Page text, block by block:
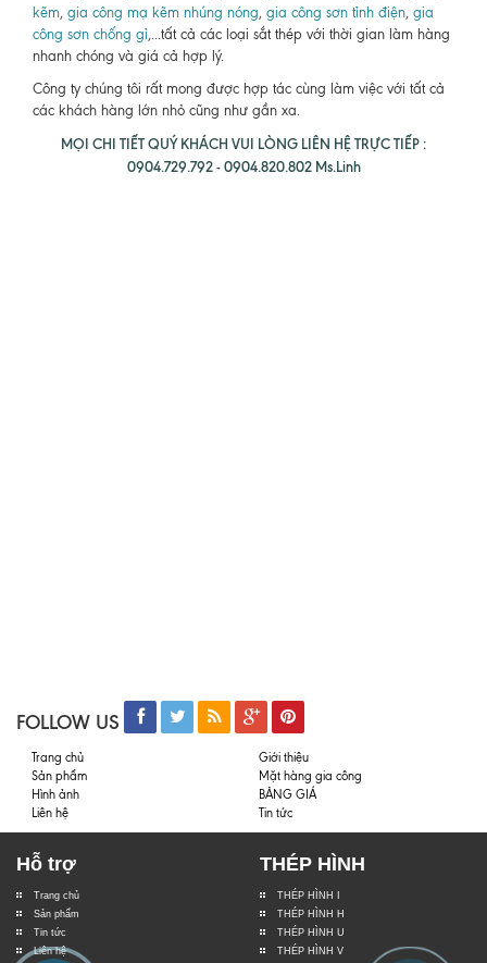
kẽm, gia công mạ kẽm nhúng nóng, gia công sơn tỉnh điện, gia
công sơn chống gỉ,...tất cả các loại sắt thép với thời gian làm hàng
nhanh chóng và giá cả hợp lý.
Công ty chúng tôi rất mong được hợp tác cùng làm việc với tất cả
các khách hàng lớn nhỏ cũng như gần xa.
MỌI CHI TIẾT QUÝ KHÁCH VUI LÒNG LIÊN HỆ TRỰC TIẾP :
0904.729.792 - 0904.820.802 Ms.Linh
FOLLOW US
Trang chủ
Giới thiệu
Sản phẩm
Mặt hàng gia công
Hình ảnh
BẢNG GIÁ
Liên hệ
Tin tức
Hỗ trợ
Trang chủ
Sản phẩm
Tin tức
Liên hệ
THÉP HÌNH
THÉP HÌNH I
THÉP HÌNH H
THÉP HÌNH U
THÉP HÌNH V